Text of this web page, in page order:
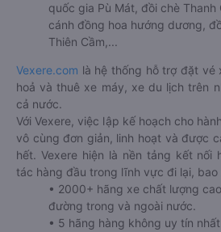
quốc gia Pù Mát, đồi chè Thanh
cánh đồng hoa hướng dương,
Thiên Cầm,...
Vexere.com là hệ thống hỗ trợ đặt vé
hoả và thuê xe máy, xe du lịch trên
cả nước.
Với Vexere, việc lập kế hoạch cho
vô cùng đơn giản, linh hoạt và được
hết. Vexere hiện là nền tảng kết nối
tác hàng đầu trong lĩnh vực đi lại, bao
• 2000+ hãng xe chất lượng
đường trong và ngoài nước.
• 5 hãng hàng không uy tín